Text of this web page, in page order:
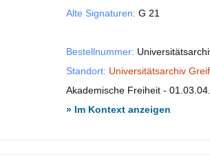
Alte Signaturen: G 21
Bestellnummer:
Standort: Universitätsarchiv
Akademische Freiheit -
» Im Kontext anzeigen